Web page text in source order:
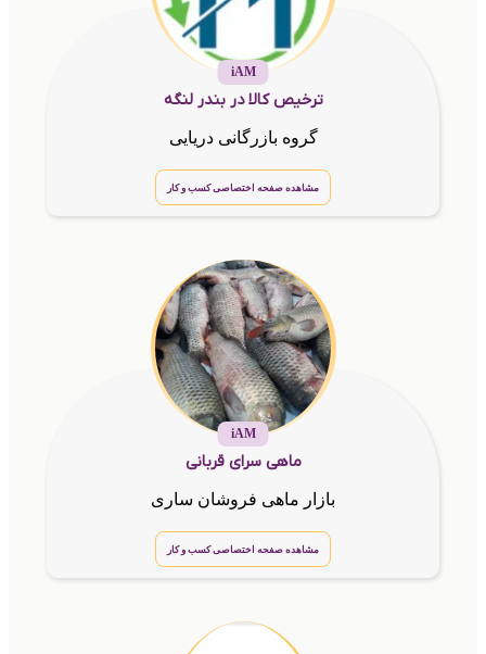
iAM
ترخیص کالا در بندر لنگه
گروه بازرگانی دریایی
مشاهده صفحه اختصاصی کسب و کار
iAM
ماهی سرای قربانی
بازار ماهی فروشان ساری
مشاهده صفحه اختصاصی کسب و کار